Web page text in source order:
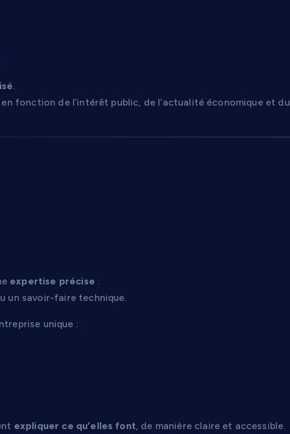
.
fonction de l’intérêt public, de l’actualité économique et du
expertise précise :
un savoir-faire technique.
unique :
expliquer ce qu’elles font, de manière claire et accessible.